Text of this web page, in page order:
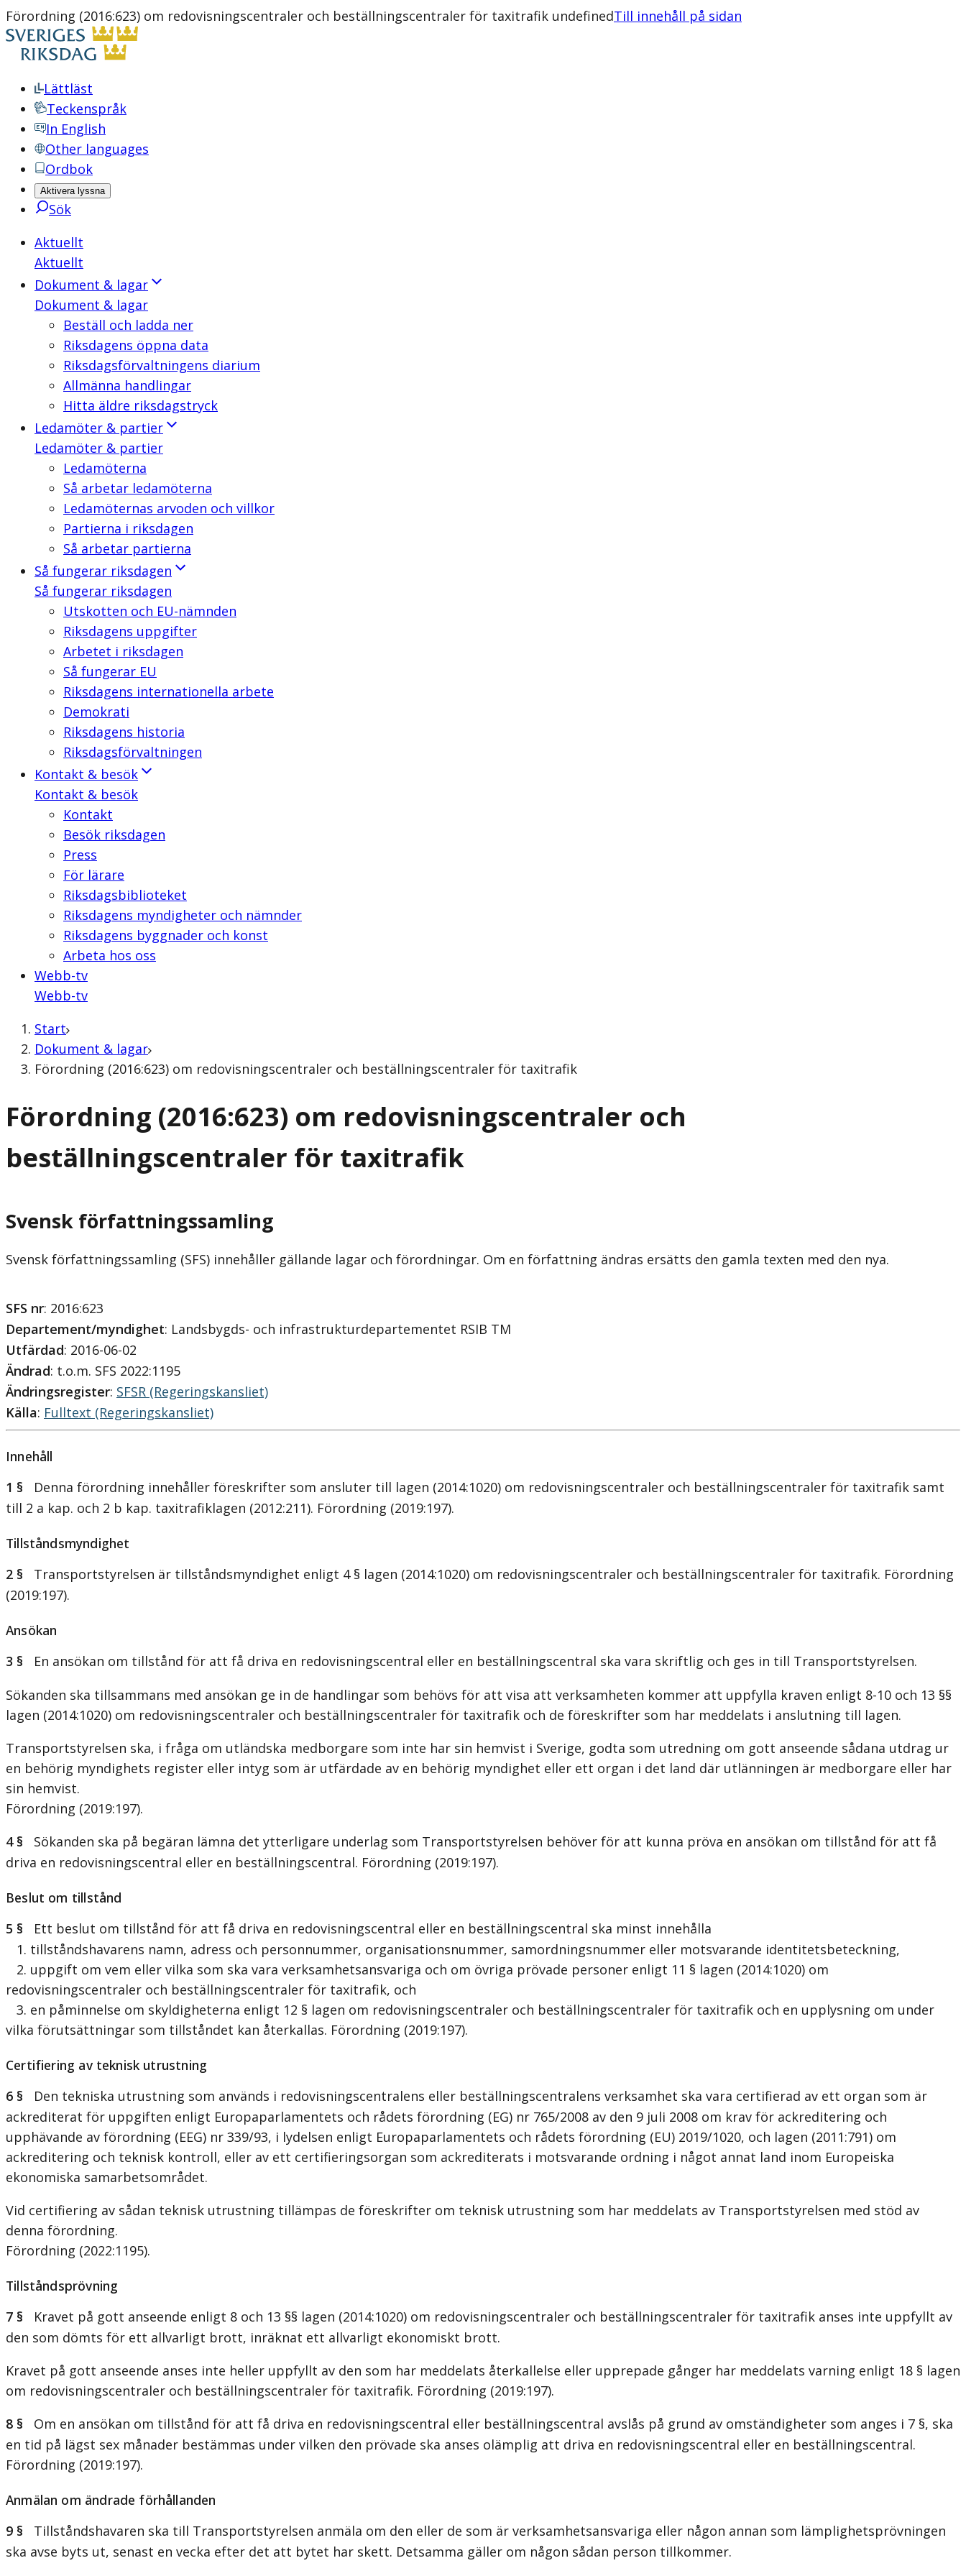
Förordning (2016:623) om redovisningscentraler och beställningscentraler för taxitrafik undefinedTill innehåll på sidan
Lättläst
Teckenspråk
In English
Other languages
Ordbok
Aktivera lyssna
Sök
Aktuellt
Aktuellt
Dokument & lagar
Dokument & lagar
Beställ och ladda ner
Riksdagens öppna data
Riksdagsförvaltningens diarium
Allmänna handlingar
Hitta äldre riksdagstryck
Ledamöter & partier
Ledamöter & partier
Ledamöterna
Så arbetar ledamöterna
Ledamöternas arvoden och villkor
Partierna i riksdagen
Så arbetar partierna
Så fungerar riksdagen
Så fungerar riksdagen
Utskotten och EU-nämnden
Riksdagens uppgifter
Arbetet i riksdagen
Så fungerar EU
Riksdagens internationella arbete
Demokrati
Riksdagens historia
Riksdagsförvaltningen
Kontakt & besök
Kontakt & besök
Kontakt
Besök riksdagen
Press
För lärare
Riksdagsbiblioteket
Riksdagens myndigheter och nämnder
Riksdagens byggnader och konst
Arbeta hos oss
Webb-tv
Webb-tv
Start
Dokument & lagar
Förordning (2016:623) om redovisningscentraler och beställningscentraler för taxitrafik
Förordning (2016:623) om redovisningscentraler och
beställningscentraler för taxitrafik
Svensk författningssamling
Svensk författningssamling (SFS) innehåller gällande lagar och förordningar. Om en författning ändras ersätts den gamla texten med den nya.
SFS nr: 2016:623
Departement/myndighet: Landsbygds- och infrastrukturdepartementet RSIB TM
Utfärdad: 2016-06-02
Ändrad: t.o.m. SFS 2022:1195
Ändringsregister: SFSR (Regeringskansliet)
Källa: Fulltext (Regeringskansliet)
Innehåll
1 § Denna förordning innehåller föreskrifter som ansluter till lagen (2014:1020) om redovisningscentraler och beställningscentraler för taxitrafik samt
till 2 a kap. och 2 b kap. taxitrafiklagen (2012:211). Förordning (2019:197).
Tillståndsmyndighet
2 § Transportstyrelsen är tillståndsmyndighet enligt 4 § lagen (2014:1020) om redovisningscentraler och beställningscentraler för taxitrafik. Förordning
(2019:197).
Ansökan
3 § En ansökan om tillstånd för att få driva en redovisningscentral eller en beställningscentral ska vara skriftlig och ges in till Transportstyrelsen.
Sökanden ska tillsammans med ansökan ge in de handlingar som behövs för att visa att verksamheten kommer att uppfylla kraven enligt 8-10 och 13 §§
lagen (2014:1020) om redovisningscentraler och beställningscentraler för taxitrafik och de föreskrifter som har meddelats i anslutning till lagen.
Transportstyrelsen ska, i fråga om utländska medborgare som inte har sin hemvist i Sverige, godta som utredning om gott anseende sådana utdrag ur
en behörig myndighets register eller intyg som är utfärdade av en behörig myndighet eller ett organ i det land där utlänningen är medborgare eller har
sin hemvist.
Förordning (2019:197).
4 § Sökanden ska på begäran lämna det ytterligare underlag som Transportstyrelsen behöver för att kunna pröva en ansökan om tillstånd för att få
driva en redovisningscentral eller en beställningscentral. Förordning (2019:197).
Beslut om tillstånd
5 § Ett beslut om tillstånd för att få driva en redovisningscentral eller en beställningscentral ska minst innehålla
1. tillståndshavarens namn, adress och personnummer, organisationsnummer, samordningsnummer eller motsvarande identitetsbeteckning,
2. uppgift om vem eller vilka som ska vara verksamhetsansvariga och om övriga prövade personer enligt 11 § lagen (2014:1020) om
redovisningscentraler och beställningscentraler för taxitrafik, och
3. en påminnelse om skyldigheterna enligt 12 § lagen om redovisningscentraler och beställningscentraler för taxitrafik och en upplysning om under
vilka förutsättningar som tillståndet kan återkallas. Förordning (2019:197).
Certifiering av teknisk utrustning
6 § Den tekniska utrustning som används i redovisningscentralens eller beställningscentralens verksamhet ska vara certifierad av ett organ som är
ackrediterat för uppgiften enligt Europaparlamentets och rådets förordning (EG) nr 765/2008 av den 9 juli 2008 om krav för ackreditering och
upphävande av förordning (EEG) nr 339/93, i lydelsen enligt Europaparlamentets och rådets förordning (EU) 2019/1020, och lagen (2011:791) om
ackreditering och teknisk kontroll, eller av ett certifieringsorgan som ackrediterats i motsvarande ordning i något annat land inom Europeiska
ekonomiska samarbetsområdet.
Vid certifiering av sådan teknisk utrustning tillämpas de föreskrifter om teknisk utrustning som har meddelats av Transportstyrelsen med stöd av
denna förordning.
Förordning (2022:1195).
Tillståndsprövning
7 § Kravet på gott anseende enligt 8 och 13 §§ lagen (2014:1020) om redovisningscentraler och beställningscentraler för taxitrafik anses inte uppfyllt av
den som dömts för ett allvarligt brott, inräknat ett allvarligt ekonomiskt brott.
Kravet på gott anseende anses inte heller uppfyllt av den som har meddelats återkallelse eller upprepade gånger har meddelats varning enligt 18 § lagen
om redovisningscentraler och beställningscentraler för taxitrafik. Förordning (2019:197).
8 § Om en ansökan om tillstånd för att få driva en redovisningscentral eller beställningscentral avslås på grund av omständigheter som anges i 7 §, ska
en tid på lägst sex månader bestämmas under vilken den prövade ska anses olämplig att driva en redovisningscentral eller en beställningscentral.
Förordning (2019:197).
Anmälan om ändrade förhållanden
9 § Tillståndshavaren ska till Transportstyrelsen anmäla om den eller de som är verksamhetsansvariga eller någon annan som lämplighetsprövningen
ska avse byts ut, senast en vecka efter det att bytet har skett. Detsamma gäller om någon sådan person tillkommer.